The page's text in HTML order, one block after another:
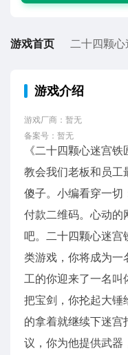
游戏首页 二十四颗
游戏介绍
游戏厂商：暂无
备案号：暂无
《二十四颗心迷宫
教会我们老板和员工
傻子。小编看穿一切
付款二维码。心动
吧。二十四颗心迷
类游戏，你将成为
工的你迎来了一名叫
把宝剑，你抡起大
的拿着就继续下迷
议，你为他提供武